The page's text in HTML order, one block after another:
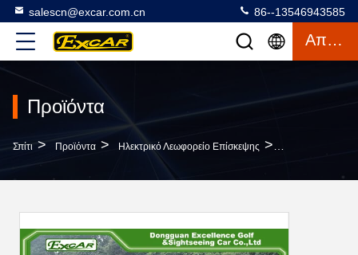
salescn@excar.com.cn 86--13546943585
Απόσπασμα
Προϊόντα
Σπίτι > Προϊόντα > Ηλεκτρικό Λεωφορείο Επίσκεψης >